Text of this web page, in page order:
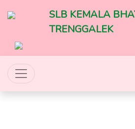
SLB KEMALA
TRENGGALEK